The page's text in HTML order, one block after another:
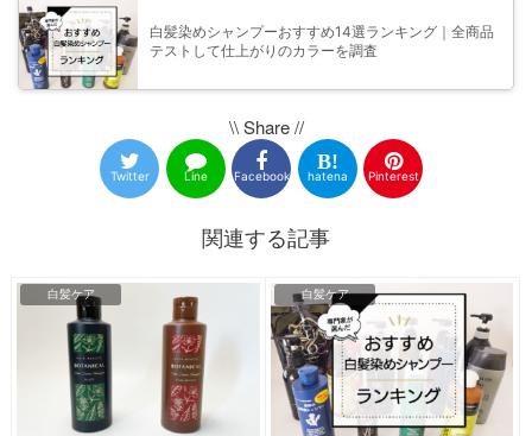
白髪染めシャンプーおすすめ14選ランキング｜全商品
テストして仕上がりのカラーを調査
\\ Share //
Twitter Line Facebook hatena Pinterest
関連する記事
白髪ケア 白髪ケア